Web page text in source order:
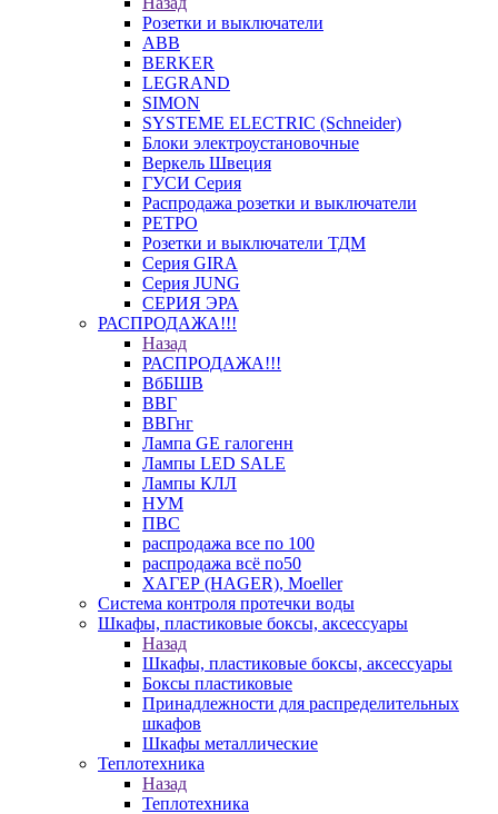
Розетки и выключатели
ABB
BERKER
LEGRAND
SIMON
SYSTEME ELECTRIC (Schneider)
Блоки электроустановочные
Веркель Швеция
ГУСИ Серия
Распродажа розетки и выключатели
РЕТРО
Розетки и выключатели ТДМ
Серия GIRA
Серия JUNG
СЕРИЯ ЭРА
РАСПРОДАЖА!!!
Назад
РАСПРОДАЖА!!!
ВбБШВ
ВВГ
ВВГнг
Лампа GE галогенн
Лампы LED SALE
Лампы КЛЛ
НУМ
ПВС
распродажа все по 100
распродажа всё по50
ХАГЕР (HAGER), Moeller
Система контроля протечки воды
Шкафы, пластиковые боксы, аксессуары
Назад
Шкафы, пластиковые боксы, аксессуары
Боксы пластиковые
Принадлежности для распределительных
шкафов
Шкафы металлические
Теплотехника
Назад
Теплотехника